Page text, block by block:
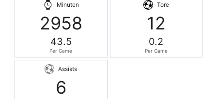
Minuten
2958
43.5
Per Game
Tore
12
0.2
Per Game
Assists
6